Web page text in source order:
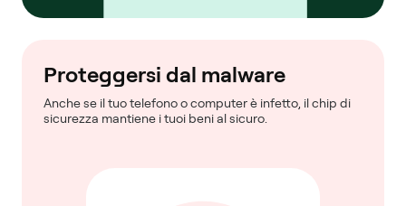
Proteggersi dal malware
Anche se il tuo telefono o computer è infetto, il chip di
sicurezza mantiene i tuoi beni al sicuro.